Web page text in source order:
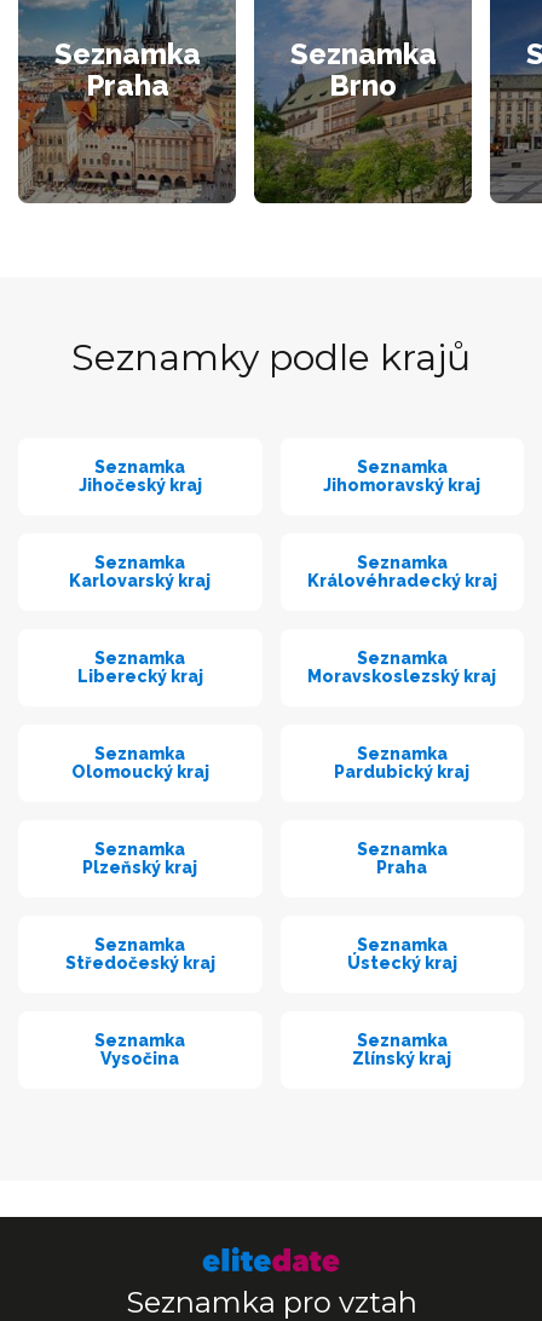
Seznamka
Praha
Seznamka
Brno
Seznamky podle krajů
Seznamka
Jihočeský kraj
Seznamka
Jihomoravský kraj
Seznamka
Karlovarský kraj
Seznamka
Královéhradecký kraj
Seznamka
Liberecký kraj
Seznamka
Moravskoslezský kraj
Seznamka
Olomoucký kraj
Seznamka
Pardubický kraj
Seznamka
Plzeňský kraj
Seznamka
Praha
Seznamka
Středočeský kraj
Seznamka
Ústecký kraj
Seznamka
Vysočina
Seznamka
Zlínský kraj
Seznamka pro vztah